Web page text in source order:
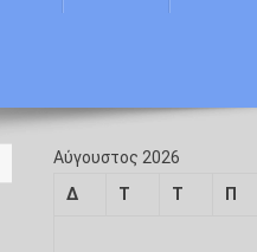
Αύγουστος 2026
Δ
Τ Τ Π